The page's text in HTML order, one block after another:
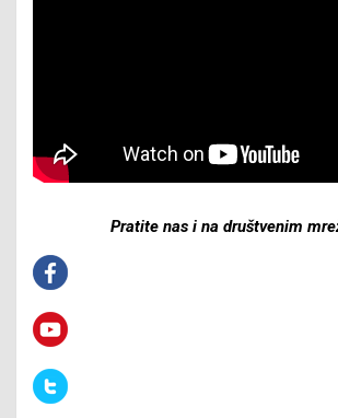
Pratite nas i na društvenim